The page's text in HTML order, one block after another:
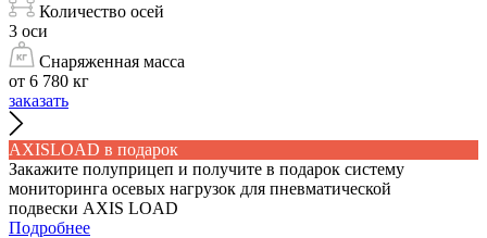
Количество осей
3 оси
Снаряженная масса
от 6 780 кг
заказать
AXISLOAD в подарок
Закажите полуприцеп и получите в подарок систему
мониторинга осевых нагрузок для пневматической
подвески AXIS LOAD
Подробнее